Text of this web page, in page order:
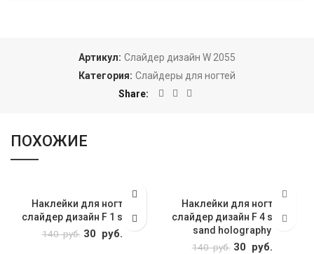
Артикул: Слайдер дизайн W 2055
Категория: Слайдеры для ногтей
Share
ПОХОЖИЕ
Наклейки для ногтей
слайдер дизайн F 1 silver
140руб. Первоначальная
30 руб.
Наклейки для ногтей
слайдер дизайн F 4 silver
sand holography
140руб. Первоначальная
30 руб.